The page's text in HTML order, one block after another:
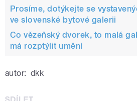
Prosíme, dotýkejte se
ve slovenské bytové galerii
Co vězeňský dvorek, to malá
má rozptýlit umění
autor: dkk